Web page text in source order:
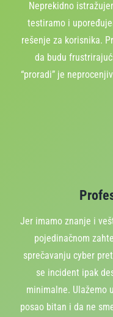
Neprekidno
testiramo i
rešenje za korisnika.
da budu
“proradi” je
Jer imamo znanje i
pojedinačnom
sprečavanju cyber
se incident ipak
minimalne. Ulažemo
posao bitan i da ne